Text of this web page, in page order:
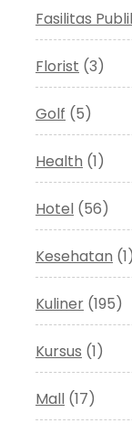
Fasilitas
Florist (3)
Golf (5)
Health (1)
Hotel (56)
Kesehatan (1)
Kuliner (195)
Kursus (1)
Mall (17)